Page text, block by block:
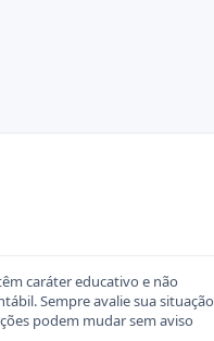
caráter educativo e não
Sempre avalie sua situação
podem mudar sem aviso